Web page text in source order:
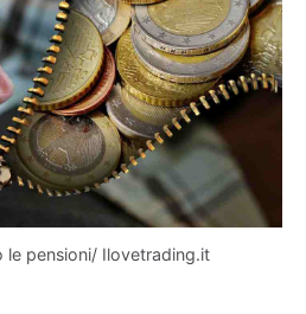
pensioni/ Ilovetrading.it